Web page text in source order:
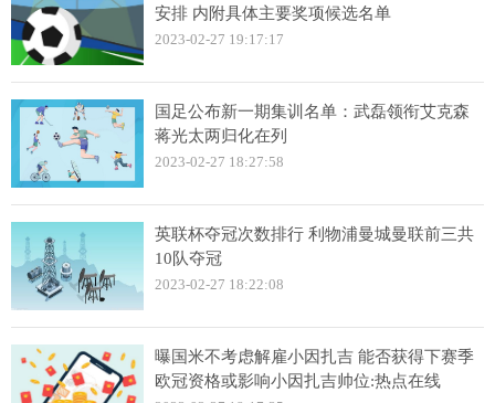
安排 内附具体主要奖项候选名单
2023-02-27 19:17:17
国足公布新一期集训名单：武磊领衔艾克森
蒋光太两归化在列
2023-02-27 18:27:58
英联杯夺冠次数排行 利物浦曼城曼联前三共
10队夺冠
2023-02-27 18:22:08
曝国米不考虑解雇小因扎吉 能否获得下赛季
欧冠资格或影响小因扎吉帅位:热点在线